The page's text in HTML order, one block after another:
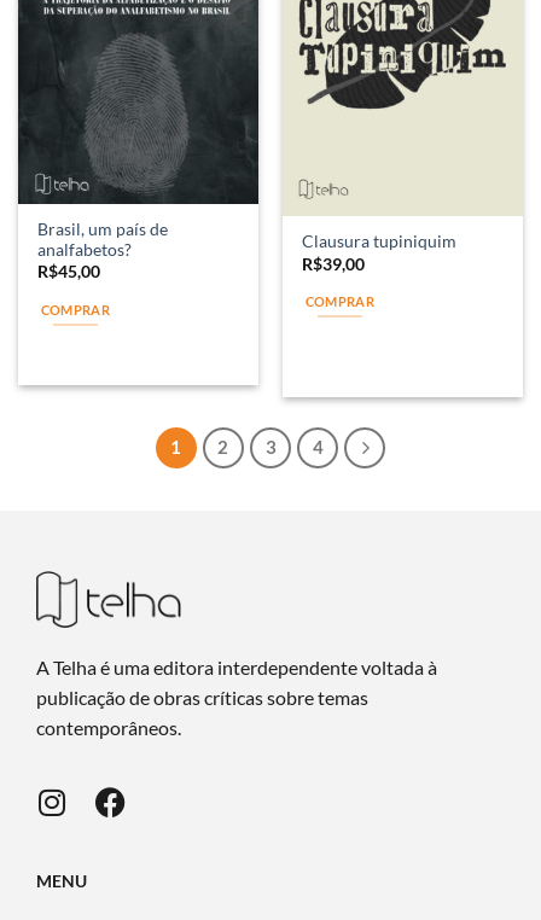
Brasil, um país de
analfabetos?
R$45,00
COMPRAR
Clausura tupiniquim
R$39,00
COMPRAR
1 2 3 4
A Telha é uma editora interdependente voltada à
publicação de obras críticas sobre temas
contemporâneos.
MENU